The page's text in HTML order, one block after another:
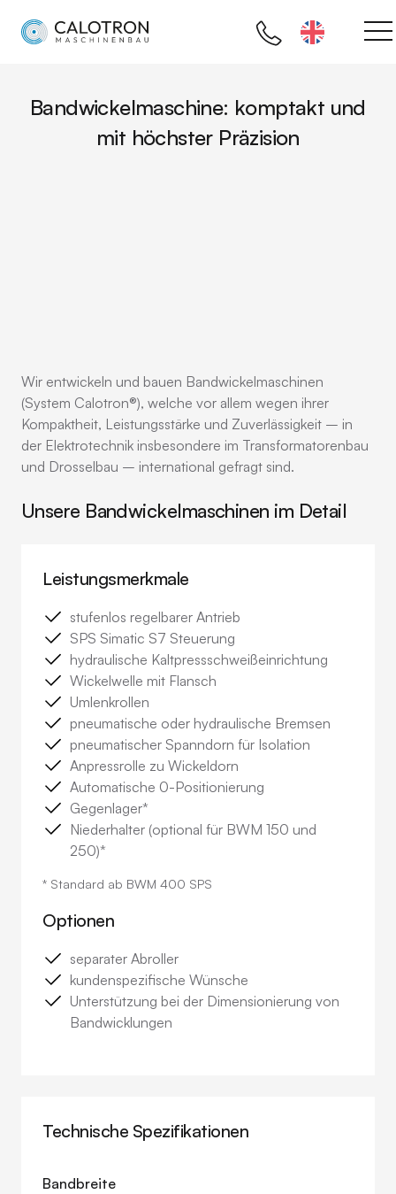
Bandwickelmaschine: komptakt und
mit höchster Präzision
Wir entwickeln und bauen Bandwickelmaschinen
(System Calotron®), welche vor allem wegen ihrer
Kompaktheit, Leistungsstärke und Zuverlässigkeit – in
der Elektrotechnik insbesondere im Transformatorenbau
und Drosselbau – international gefragt sind.
Unsere Bandwickelmaschinen im Detail
Leistungsmerkmale
stufenlos regelbarer Antrieb
SPS Simatic S7 Steuerung
hydraulische Kaltpressschweißeinrichtung
Wickelwelle mit Flansch
Umlenkrollen
pneumatische oder hydraulische Bremsen
pneumatischer Spanndorn für Isolation
Anpressrolle zu Wickeldorn
Automatische 0-Positionierung
Gegenlager*
Niederhalter (optional für BWM 150 und
250)*
* Standard ab BWM 400 SPS
Optionen
separater Abroller
kundenspezifische Wünsche
Unterstützung bei der Dimensionierung von
Bandwicklungen
Technische Spezifikationen
Bandbreite